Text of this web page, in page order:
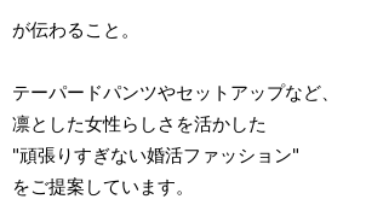
が伝わること。
テーパードパンツやセットアップなど、
凛とした女性らしさを活かした
"頑張りすぎない婚活ファッション"
をご提案しています。